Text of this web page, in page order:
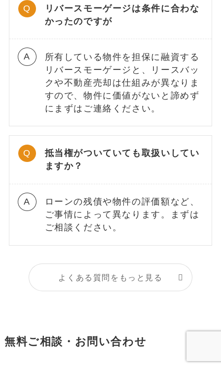
リバースモーゲージは条件に合わな
かったのですが
所有している物件を担保に融資する
リバースモーゲージと、リースバッ
クや不動産売却は仕組みが異なりま
すので、物件に価値がないと諦めず
にまずはご連絡ください。
抵当権がついていても取扱いしてい
ますか？
ローンの残債や物件の評価額など、
ご事情によって異なります。まずは
ご相談ください。
よくある質問をもっと見る
無料ご相談・お問い合わせ